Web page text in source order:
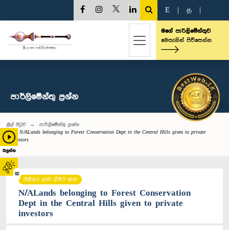
බලන්න
02
E த
මගේ පාර්ලිමේන්තුව
මෙතැනින් පිවිසෙන්න
පාර්ලි‌මේන්තු‌ ප්‍රශ්න
මුල් පිටුව
පාර්ලි‌මේන්තු‌ ප්‍රශ්න
N/ALands belonging to Forest Conservation Dept in the Central Hills given to private
investors
පිළිතුර ලබා දීමට ඇත
N/ALands belonging to Forest Conservation
Dept in the Central Hills given to private
investors